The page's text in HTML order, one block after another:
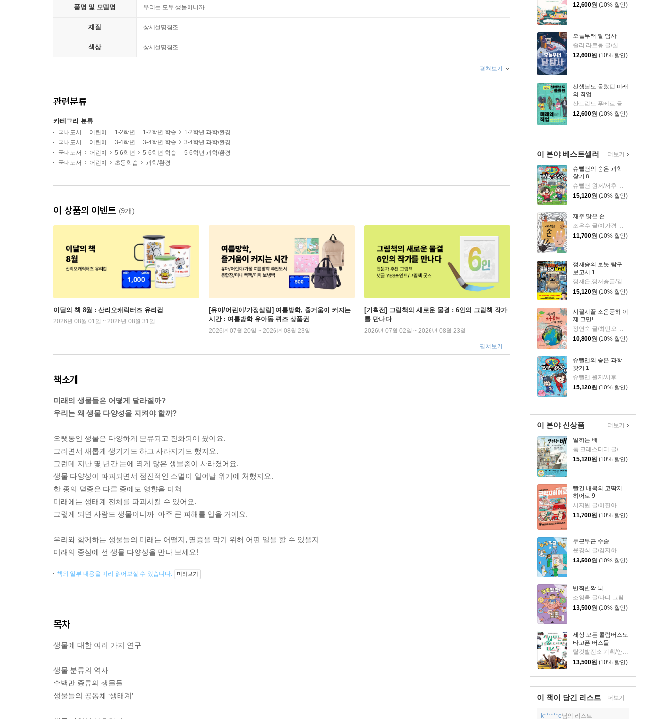
12,600원 (10% 할인)
오늘부터 달 탐사
줄리 라르동 글/실비 세르프리 그림/윤여연 역/강성주 감수
12,600원 (10% 할인)
선생님도 몰랐던 미래
의 직업
12,600원 (10% 할인)
이 분야 베스트셀러
슈뻘맨의 숨은 과학
찾기 8
슈뻘맨 원저/서후 글/류수형 그림/샌드박스네트워크,정재형 감수
15,120원 (10% 할인)
재주 많은 손
조은수 글/이가경 그림
11,700원 (10% 할인)
정재승의 로봇 탐구
보고서 1
정재은,정재승글/김현민그림
15,120원 (10% 할인)
시끌시끌 소음공해 이
제 그만!
정연숙 글/최민오 그림/(사)한국소음진동공학회 감수
10,800원 (10% 할인)
슈뻘맨의 숨은 과학
찾기 1
슈뻘맨 원저/서후 글/류수형 그림/샌드박스네트워크,정재형 감수
15,120원 (10% 할인)
더보기
이 분야 신상품
일하는 배
15,120원 (10% 할인)
빨간 내복의 코딱지
히어로 9
서지원 글/이진아 그림/와이즈만 영재교육연구소 감수
11,700원 (10% 할인)
두근두근 수술
윤경식 글/김지하 그림
13,500원 (10% 할인)
반짝반짝 뇌
조영욱 글/나티 그림
13,500원 (10% 할인)
세상 모든 콜럼버스도
타고픈 버스들
탈것발전소 기획/안명철 글
13,500원 (10% 할인)
더보기
이 책이 담긴 리스트 더보기
k******e님의 리스트
품명 및 모델명 우리는 모두 생물이니까
재질 상세설명참조
색상 상세설명참조
펼쳐보기
관련분류
카테고리 분류
국내도서 어린이 1-2학년 1-2학년 학습
1-2학년 과학/환경
국내도서
어린이 3-4학년 3-4학년 학습
3-4학년 과학/환경
국내도서
어린이 5-6학년 5-6학년 학습
5-6학년 과학/환경
국내도서
어린이 초등학습 과학/환경
이 상품의 이벤트 (9개)
이달의 책 8월 : 산리오캐릭터즈 유리컵
2026년 08월 01일 ~ 2026년 08월 31일
[유아/어린이/가정살림] 여름방학, 줄거움이 커지는
시간 : 여름방학 유아동 퀴즈 상품권
2026년 07월 20일 ~ 2026년 08월 23일
[기획전] 그림책의 새로운 물결 : 6인의 그림책 작가
를 만나다
2026년 07월 02일 ~ 2026년 08월 23일
펼쳐보기
책소개
미래의 생물들은 어떻게 달라질까?
우리는 왜 생물 다양성을 지켜야 할까?
오랫동안 생물은 다양하게 분류되고 진화되어 왔어요.
그러면서 새롭게 생기기도 하고 사라지기도 했지요.
그런데 지난 몇 년간 눈에 띄게 많은 생물종이 사라졌어요.
생물 다양성이 파괴되면서 점진적인 소멸이 일어날 위기에 처했지요.
한 종의 멸종은 다른 종에도 영향을 미쳐
미래에는 생태계 전체를 파괴시킬 수 있어요.
그렇게 되면 사람도 생물이니까! 아주 큰 피해를 입을 거예요.
우리와 함께하는 생물들의 미래는 어떨지, 멸종을 막기 위해 어떤 일을 할 수 있을지
미래의 중심에 선 생물 다양성을 만나 보세요!
책의 일부 내용을 미리 읽어보실 수 있습니다. 미리보기
목차
생물에 대한 여러 가지 연구
생물 분류의 역사
수백만 종류의 생물들
생물들의 공동체 ‘생태계’